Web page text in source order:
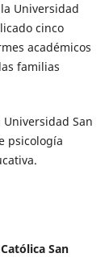
Universidad
cinco
académicos
familias
Universidad San
psicología
San